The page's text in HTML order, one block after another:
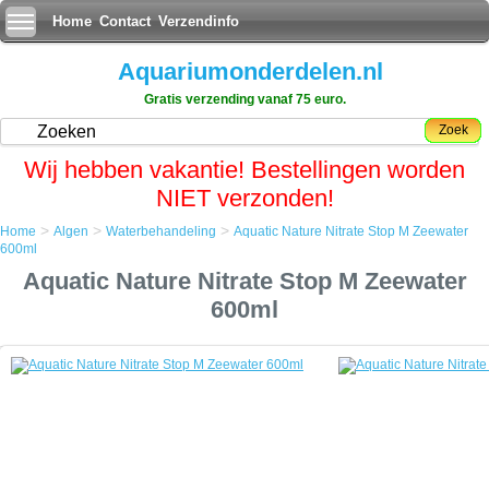
Home Contact Verzendinfo
Aquariumonderdelen.nl
Gratis verzending vanaf 75 euro.
Zoek
Wij hebben vakantie! Bestellingen worden
NIET verzonden!
Waterbehandeling
Aquatic Nature Nitrate Stop M Zeewater 600ml
Home > Algen > Waterbehandeling > Aquatic Nature Nitrate Stop M Zeewater
600ml
Aquatic Nature Nitrate Stop M Zeewater
600ml